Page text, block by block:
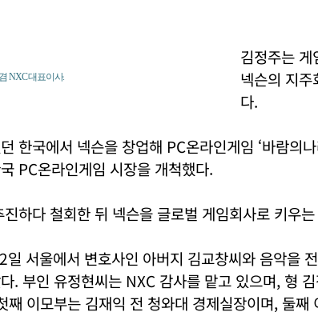
NXC 대표이사.
김정주는
넥슨의 지
다.
한국에서 넥슨을 창업해 PC온라인게임 ‘바람의나
PC온라인게임 시장을 개척했다.
하다 철회한 뒤 넥슨을 글로벌 게임회사로 키우
서울에서 변호사인 아버지 김교창씨와 음악을
. 부인 유정현씨는 NXC 감사를 맡고 있으며, 형
째 이모부는 김재익 전 청와대 경제실장이며, 둘째